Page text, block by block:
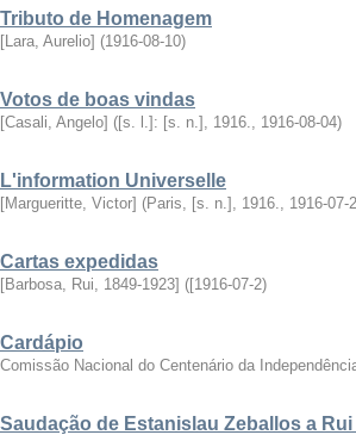
Tributo de Homenagem
[Lara, Aurelio] (1916-08-10)
Votos de boas vindas
[Casali, Angelo] ([s. l.]: [s. n.], 1916., 1916-08-04)
L'information Universelle
[Margueritte, Victor] (Paris, [s. n.], 1916., 1916-07-
Cartas expedidas
[Barbosa, Rui, 1849-1923] ([1916-07-2)
Cardápio
Comissão Nacional do Centenário da
Saudação de Estanislau Zeballos a